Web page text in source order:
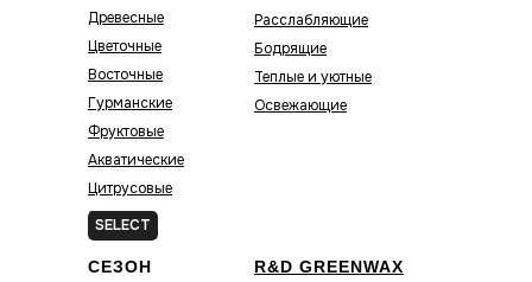
Древесные
Цветочные
Восточные
Гурманские
Фруктовые
Акватические
Цитрусовые
Зелёные
Расслабляющие
Бодрящие
Теплые и уютные
Освежающие
R&D GREENWAX
СЕЗОН
SELECT